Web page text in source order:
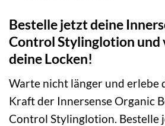
Bestelle jetzt deine
Control Stylinglotion und
deine Locken!
Warte nicht länger und erlebe
Kraft der Innersense Organic
Control Stylinglotion. Bestelle